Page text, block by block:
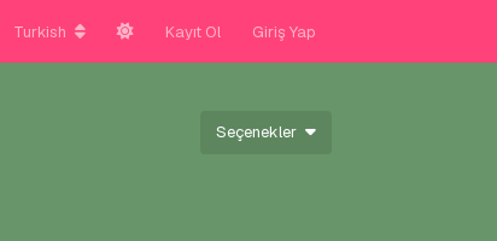
Turkish Kayıt Ol Giriş Yap
Seçenekler